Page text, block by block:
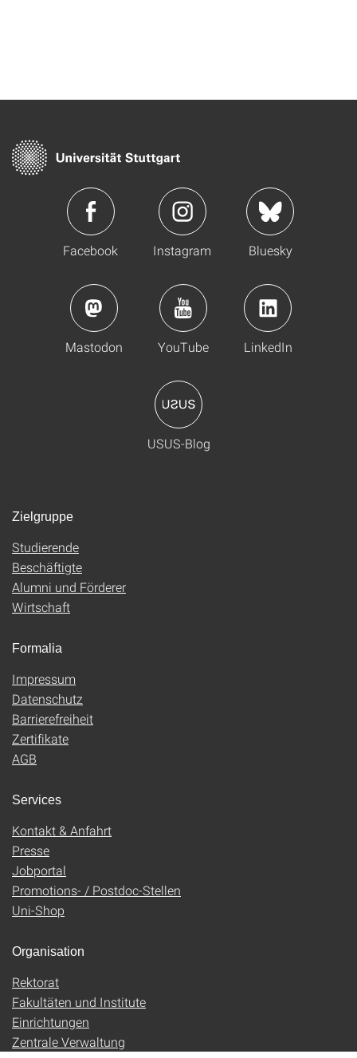
Facebook Instagram Bluesky
Mastodon YouTube LinkedIn
USUS-Blog
Zielgruppe
Studierende
Beschäftigte
Alumni und Förderer
Wirtschaft
Formalia
Impressum
Datenschutz
Barrierefreiheit
Zertifikate
AGB
Services
Kontakt & Anfahrt
Presse
Jobportal
Promotions- / Postdoc-Stellen
Uni-Shop
Organisation
Rektorat
Fakultäten und Institute
Einrichtungen
Zentrale Verwaltung